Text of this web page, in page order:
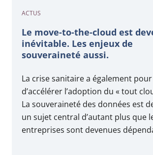
ACTUS
Le move-to-the-cloud est
inévitable. Les enjeux de
souveraineté aussi.
La crise sanitaire a également
d’accélérer l’adoption du « tout
La souveraineté des données est
un sujet central d’autant plus que
entreprises sont devenues